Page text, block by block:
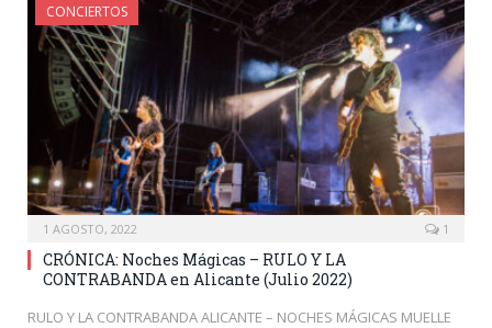
CONCIERTOS
1 AGOSTO, 2022 1
CRÓNICA: Noches Mágicas – RULO Y LA
CONTRABANDA en Alicante (Julio 2022)
RULO Y LA CONTRABANDA ALICANTE – NOCHES MÁGICAS MUELLE